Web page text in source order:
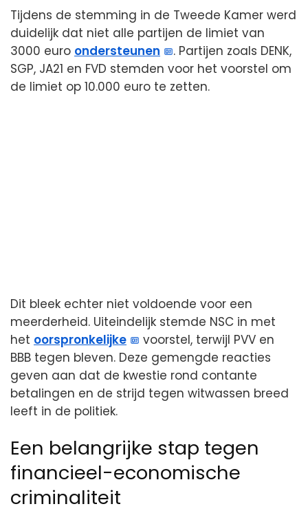
Tijdens de stemming in de Tweede Kamer werd
duidelijk dat niet alle partijen de limiet van
3000 euro ondersteunen
. Partijen zoals DENK,
SGP, JA21 en FVD stemden voor het voorstel om
de limiet op 10.000 euro te zetten.
Dit bleek echter niet voldoende voor een
meerderheid. Uiteindelijk stemde NSC in met
het oorspronkelijke
voorstel, terwijl PVV en
BBB tegen bleven. Deze gemengde reacties
geven aan dat de kwestie rond contante
betalingen en de strijd tegen witwassen breed
leeft in de politiek.
Een belangrijke stap tegen
financieel-economische
criminaliteit